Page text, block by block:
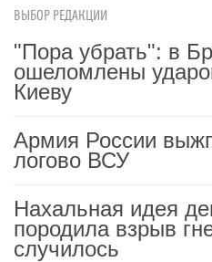
ВЫБОР РЕДАКЦИИ
"Пора убрать": в
ошеломлены
Киеву
Армия России
логово ВСУ
Нахальная идея
породила взрыв
случилось